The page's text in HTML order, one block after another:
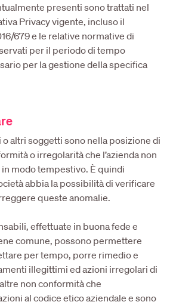
presenti sono trattati nel
Privacy vigente, incluso il
679 e le relative normative di
per il periodo di tempo
per la gestione della specifica
altri soggetti sono nella posizione di
o irregolarità che l’azienda non
modo tempestivo. È quindi
abbia la possibilità di verificare
queste anomalie.
effettuate in buona fede e
comune, possono permettere
per tempo, porre rimedio e
illegittimi ed azioni irregolari di
non conformità che
al codice etico aziendale e sono